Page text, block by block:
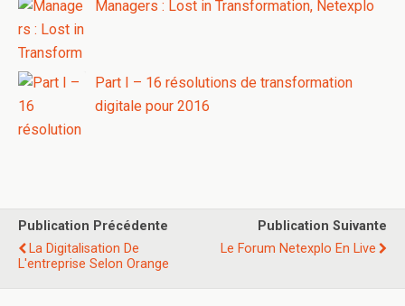
Managers : Lost in Transformation, Netexplo
Part I – 16 résolutions de transformation
digitale pour 2016
Publication Précédente
La Digitalisation De
L'entreprise Selon Orange
Publication Suivante
Le Forum Netexplo En Live